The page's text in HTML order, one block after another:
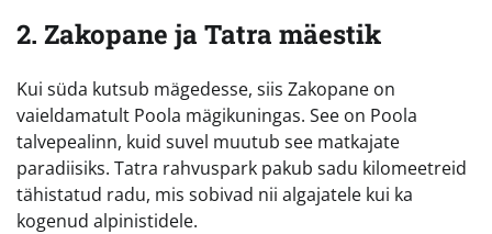
2. Zakopane ja Tatra mäestik
Kui süda kutsub mägedesse, siis Zakopane on
vaieldamatult Poola mägikuningas. See on Poola
talvepealinn, kuid suvel muutub see matkajate
paradiisiks. Tatra rahvuspark pakub sadu kilomeetreid
tähistatud radu, mis sobivad nii algajatele kui ka
kogenud alpinistidele.